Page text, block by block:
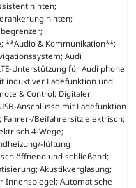
hinten;
hinten;
**Audio & Kommunikation**;
Audi
Unterstützung für Audi phone
induktiver Ladefunktion und
& Control; Digitaler
Anschlüsse mit Ladefunktion
Beifahrersitz elektrisch;
4-Wege;
lüftung
öffnend und schließend;
Akustikverglasung;
Innenspiegel; Automatische